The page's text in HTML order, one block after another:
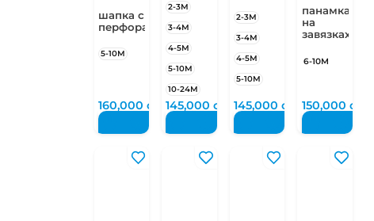
шапка с
перфорацией
5-10М
160,000 сум
2-3М
3-4М
4-5М
5-10М
10-24М
145,000сум
2-3М
3-4М
4-5М
5-10М
145,000сум
панамка
на
завязках
6-10М
150,000 сум